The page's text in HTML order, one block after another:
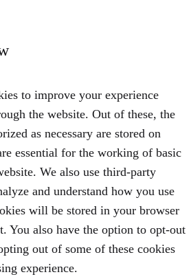
to improve your experience
the website. Out of these, the
as necessary are stored on
essential for the working of basic
We also use third-party
and understand how you use
will be stored in your browser
You also have the option to opt-out
out of some of these cookies
experience.